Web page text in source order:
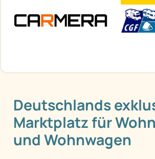
Deutschlands
Marktplatz für
und Wohnwagen